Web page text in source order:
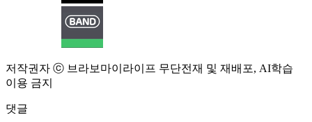
저작권자 ⓒ 브라보마이라이프 무단전재 및 재배포, AI학습
이용 금지
댓글